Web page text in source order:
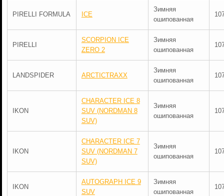
PIRELLI FORMULA ICE
Зимняя
ошипованная
PIRELLI
SCORPION ICE
ZERO 2
Зимняя
ошипованная
LANDSPIDER ARCTICTRAXX
Зимняя
ошипованная
IKON
CHARACTER ICE 8
SUV (NORDMAN 8
SUV)
Зимняя
ошипованная
IKON
CHARACTER ICE 7
SUV (NORDMAN 7
SUV)
Зимняя
ошипованная
IKON
AUTOGRAPH ICE 9
SUV
Зимняя
ошипованная